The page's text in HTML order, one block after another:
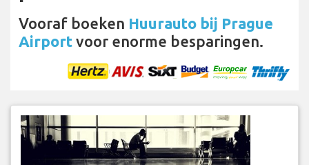
Vooraf boeken Huurauto bij Prague
Airport voor enorme besparingen.